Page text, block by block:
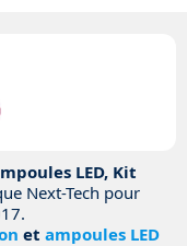
LED, Kit
Next-Tech pour
et ampoules LED